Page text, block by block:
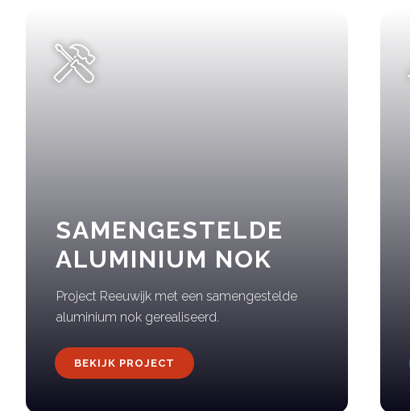
Project Reeuwijk met een samengestelde
aluminium nok gerealiseerd.
SAMENGESTELDE
ALUMINIUM NOK
BEKIJK PROJECT